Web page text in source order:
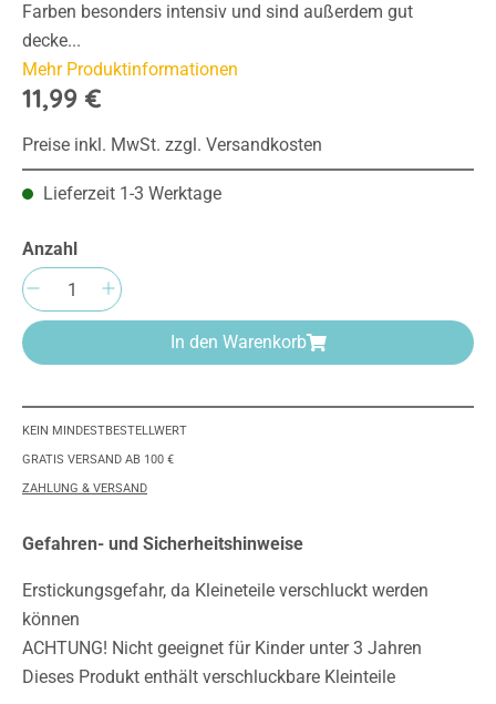
Farben besonders intensiv und sind außerdem gut
decke...
Mehr Produktinformationen
11,99 €
Preise inkl. MwSt. zzgl. Versandkosten
Lieferzeit 1-3 Werktage
Anzahl
Produkt Anzahl: Gib den gewünschten
In den Warenkorb
KEIN MINDESTBESTELLWERT
GRATIS VERSAND AB 100 €
ZAHLUNG & VERSAND
Gefahren- und Sicherheitshinweise
Erstickungsgefahr, da Kleineteile verschluckt werden
können
ACHTUNG! Nicht geeignet für Kinder unter 3 Jahren
Dieses Produkt enthält verschluckbare Kleinteile